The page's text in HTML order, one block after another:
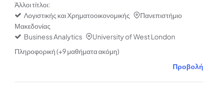
Άλλοι τίτλοι:
Λογιστικής και Χρηματοοικονομικής
Πανεπιστήμιο
Μακεδονίας
Business Analytics
University of West London
Πληροφορική (+9 μαθήματα ακόμη)
Προβολή